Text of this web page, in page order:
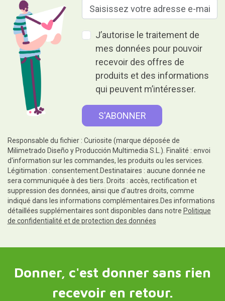
J’autorise le traitement de
mes données pour pouvoir
recevoir des offres de
produits et des informations
qui peuvent m’intéresser.
Responsable du fichier : Curiosite (marque déposée de
Milimetrado Diseño y Producción Multimedia S.L.). Finalité : envoi
d'information sur les commandes, les produits ou les services.
Légitimation : consentement.Destinataires : aucune donnée ne
sera communiquée à des tiers. Droits : accès, rectification et
suppression des données, ainsi que d'autres droits, comme
indiqué dans les informations complémentaires.Des informations
détaillées supplémentaires sont disponibles dans notre Politique
de confidentialité et de protection des données
Donner, c'est donner sans rien
recevoir en retour.